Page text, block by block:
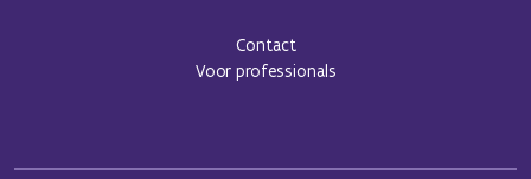
Contact
Voor professionals